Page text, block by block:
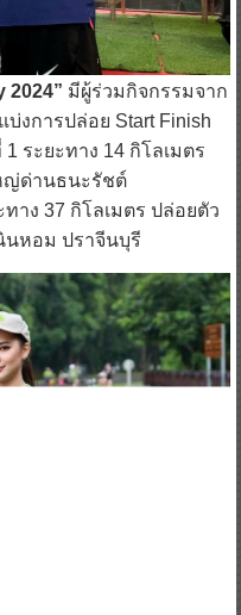
2024” มีผู้ร่วมกิจกรรมจาก
งการปล่อย Start Finish
ระยะทาง 14 กิโลเมตร
ญ่ด่านธนะรัชต์
าง 37 กิโลเมตร ปล่อยตัว
นหอม ปราจีนบุรี